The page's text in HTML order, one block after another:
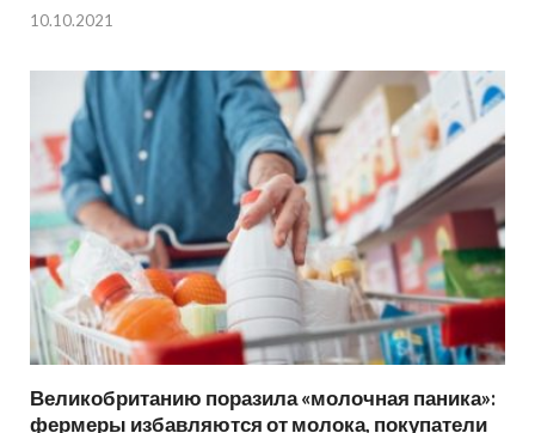
10.10.2021
Великобританию поразила «молочная паника»:
фермеры избавляются от молока, покупатели